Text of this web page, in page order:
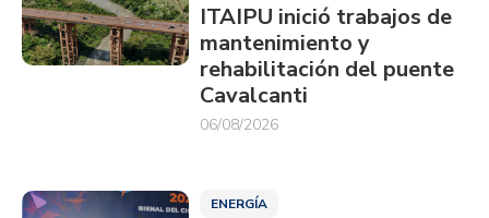
ITAIPU inició trabajos de
mantenimiento y
rehabilitación del puente
Cavalcanti
06/08/2026
ENERGÍA